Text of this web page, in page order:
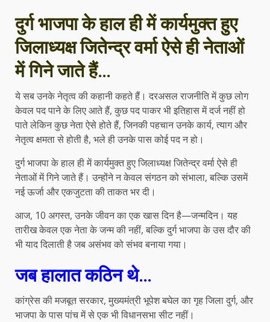
दुर्ग भाजपा के हाल ही में कार्यमुक्त हुए
जिलाध्यक्ष जितेन्द्र वर्मा ऐसे ही नेताओं
में गिने जाते हैं…
ये सब उनके नेतृत्व की कहानी कहते हैं। दरअसल राजनीति में कुछ लोग
केवल पद पाने के लिए आते हैं, कुछ पद पाकर भी इतिहास में दर्ज नहीं हो
पाते लेकिन कुछ नेता ऐसे होते हैं, जिनकी पहचान उनके कार्य, त्याग और
नेतृत्व क्षमता से होती है, भले ही उनके पास कोई पद न हो।
दुर्ग भाजपा के हाल ही में कार्यमुक्त हुए जिलाध्यक्ष जितेन्द्र वर्मा ऐसे ही
नेताओं में गिने जाते हैं। उन्होंने न केवल संगठन को संभाला, बल्कि उसमें
नई ऊर्जा और एकजुटता की ताकत भर दी।
आज, 10 अगस्त, उनके जीवन का एक खास दिन है—जन्मदिन। यह
तारीख केवल एक नेता के जन्म की नहीं, बल्कि दुर्ग भाजपा के उस दौर की
भी याद दिलाती है जब असंभव को संभव बनाया गया।
जब हालात कठिन थे…
कांग्रेस की मजबूत सरकार, मुख्यमंत्री भूपेश बघेल का गृह जिला दुर्ग, और
भाजपा के पास पांच में से एक भी विधानसभा सीट नहीं।